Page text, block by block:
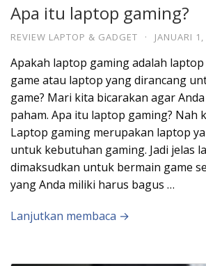
Apa itu laptop gaming?
REVIEW LAPTOP & GADGET · JANUARI
Apakah laptop gaming adalah
game atau laptop yang dirancang
game? Mari kita bicarakan agar
paham. Apa itu laptop gaming? Nah
Laptop gaming merupakan laptop
untuk kebutuhan gaming. Jadi jelas
dimaksudkan untuk bermain game
yang Anda miliki harus bagus …
Lanjutkan membaca →